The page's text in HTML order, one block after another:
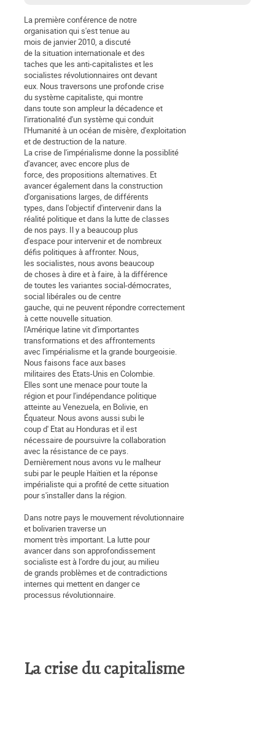
La première conférence de notre
organisation qui s'est tenue au
mois de janvier 2010, a discuté
de la situation internationale et des
taches que les anti-capitalistes et les
socialistes révolutionnaires ont devant
eux. Nous traversons une profonde crise
du système capitaliste, qui montre
dans toute son ampleur la décadence et
l'irrationalité d'un système qui conduit
l'Humanité à un océan de misère, d'exploitation
et de destruction de la nature.
La crise de l'impérialisme donne la possiblité
d'avancer, avec encore plus de
force, des propositions alternatives. Et
avancer également dans la construction
d'organisations larges, de différents
types, dans l'objectif d'intervenir dans la
réalité politique et dans la lutte de classes
de nos pays. Il y a beaucoup plus
d'espace pour intervenir et de nombreux
défis politiques à affronter. Nous,
les socialistes, nous avons beaucoup
de choses à dire et à faire, à la différence
de toutes les variantes social-démocrates,
social libérales ou de centre
gauche, qui ne peuvent répondre correctement
à cette nouvelle situation.
l'Amérique latine vit d'importantes
transformations et des affrontements
avec l'impérialisme et la grande bourgeoisie.
Nous faisons face aux bases
militaires des Etats-Unis en Colombie.
Elles sont une menace pour toute la
région et pour l'indépendance politique
atteinte au Venezuela, en Bolivie, en
Équateur. Nous avons aussi subi le
coup d' Etat au Honduras et il est
nécessaire de poursuivre la collaboration
avec la résistance de ce pays.
Dernièrement nous avons vu le malheur
subi par le peuple Haïtien et la réponse
impérialiste qui a profité de cette situation
pour s'installer dans la région.
Dans notre pays le mouvement révolutionnaire
et bolivarien traverse un
moment très important. La lutte pour
avancer dans son approfondissement
socialiste est à l'ordre du jour, au milieu
de grands problèmes et de contradictions
internes qui mettent en danger ce
processus révolutionnaire.
La crise du capitalisme